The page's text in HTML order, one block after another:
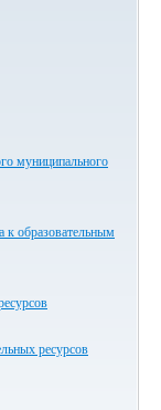
муниципального
к образовательным
ресурсов